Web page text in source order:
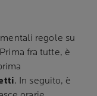
regole su
fra tutte, è
. In seguito, è